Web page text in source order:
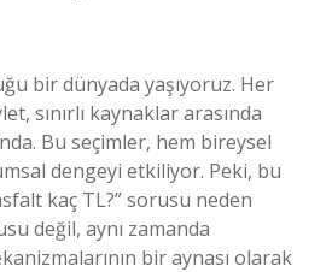
bir dünyada yaşıyoruz. Her
sınırlı kaynaklar arasında
Bu seçimler, hem bireysel
dengeyi etkiliyor. Peki, bu
kaç TL?” sorusu neden
değil, aynı zamanda
bir aynası olarak